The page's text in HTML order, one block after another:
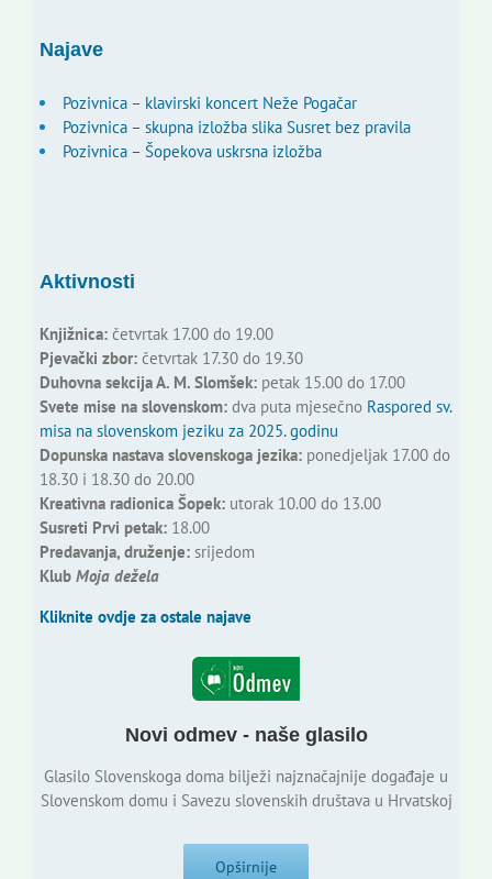
Najave
Pozivnica – klavirski koncert Neže Pogačar
Pozivnica – skupna izložba slika Susret bez pravila
Pozivnica – Šopekova uskrsna izložba
Aktivnosti
Knjižnica:četvrtak 17.00 do 19.00
Pjevački zbor:četvrtak 17.30 do 19.30
Duhovna sekcija A. M. Slomšek:petak 15.00 do 17.00
Svete mise na slovenskom:dva puta mjesečno Raspored sv.
misa na slovenskom jeziku za 2025. godinu
Dopunska nastava slovenskoga jezika:ponedjeljak 17.00 do
18.30 i 18.30 do 20.00
Kreativna radionica Šopek:utorak 10.00 do 13.00
Susreti Prvi petak:18.00
Predavanja, druženje:srijedom
Klub Moja dežela
Kliknite ovdje za ostale najave
Novi odmev - naše glasilo
Glasilo Slovenskoga doma bilježi najznačajnije događaje u
Slovenskom domu i Savezu slovenskih društava u Hrvatskoj
Opširnije